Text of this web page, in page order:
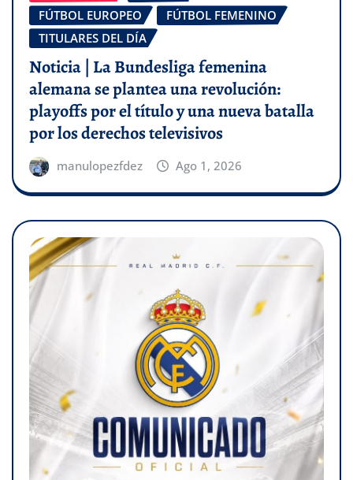
FÚTBOL EUROPEO
FÚTBOL FEMENINO
TITULARES DEL DÍA
Noticia | La Bundesliga femenina
alemana se plantea una revolución:
playoffs por el título y una nueva batalla
por los derechos televisivos
manulopezfdez Ago 1, 2026